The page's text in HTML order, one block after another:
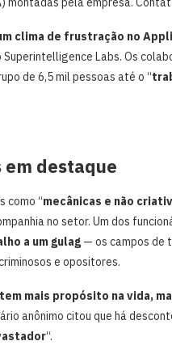
clima de frustração no
Superintelligence Labs. Os
de 6,5 mil pessoas até o “
em destaque
como “mecânicas e não
no setor. Um dos
a um gulag — os campos de
e opositores.
mais propósito na vida,
anônimo citou que há
“.